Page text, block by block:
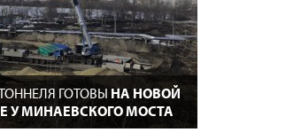
ГОТОВЫ НА НОВОЙ
У МИНАЕВСКОГО МОСТА